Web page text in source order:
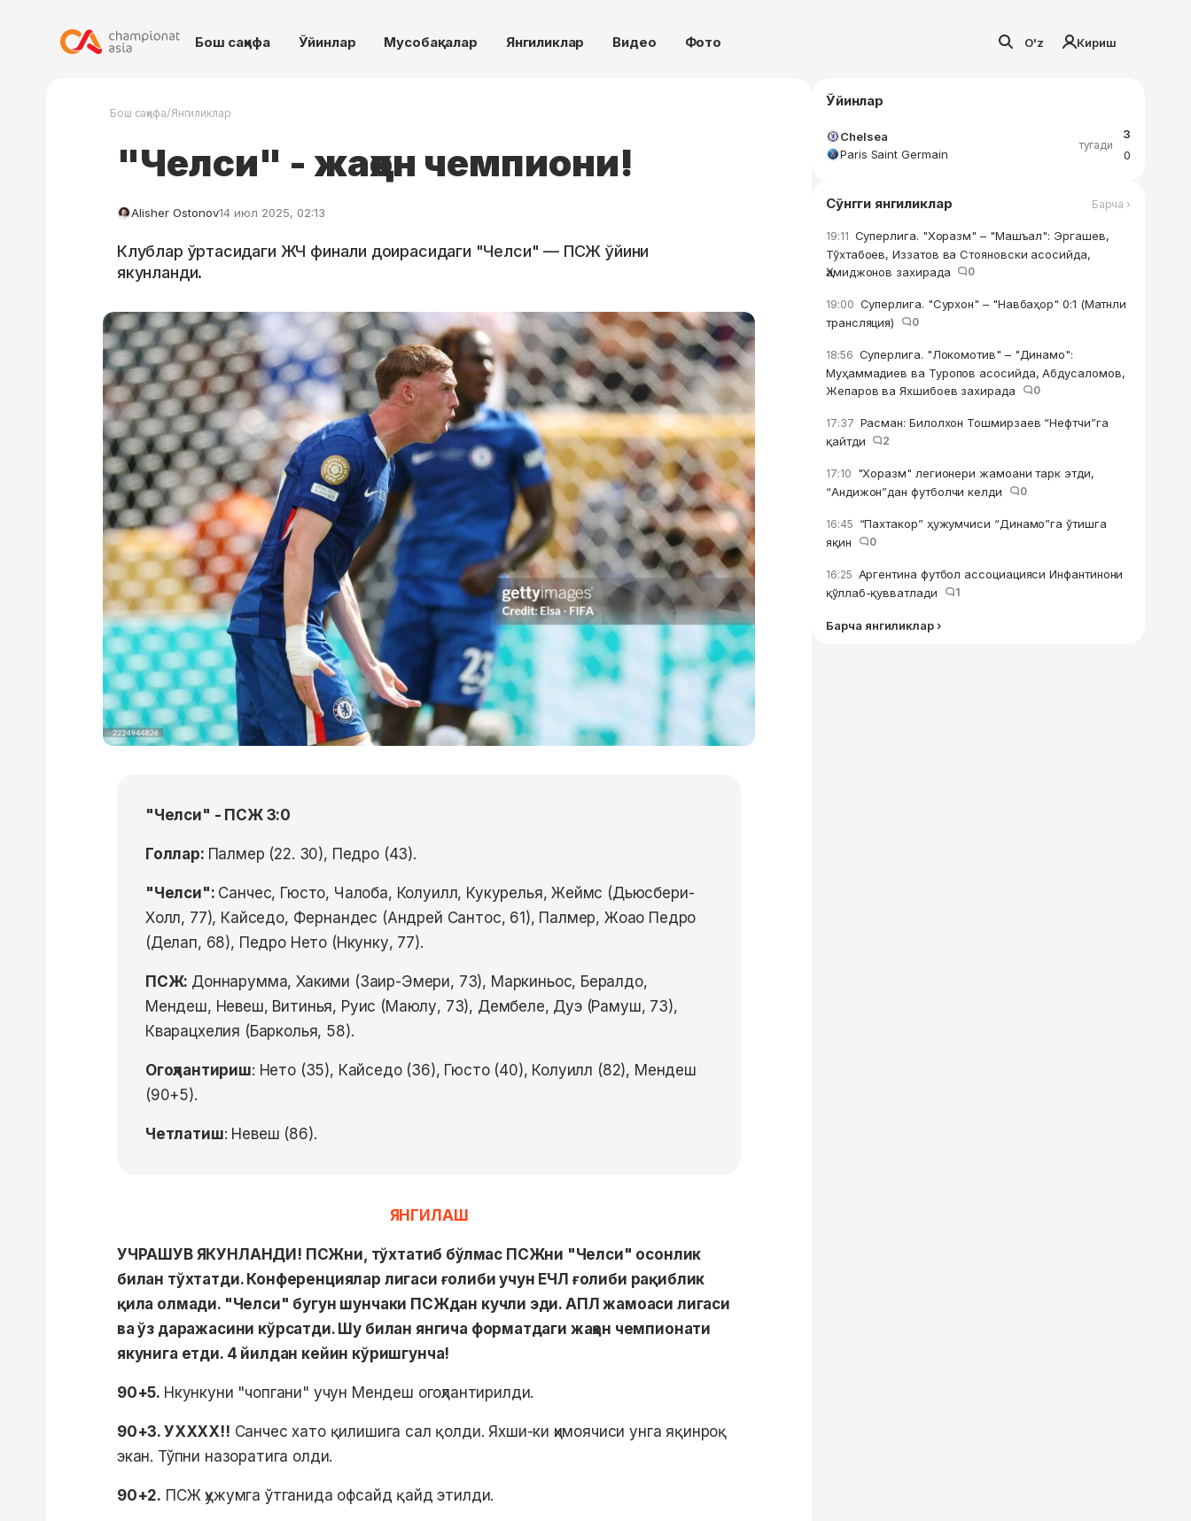
Бош саҳифа Ўйинлар Мусобақалар Янгиликлар Видео Фото O'z Кириш
Бош саҳифа/Янгиликлар
"Челси" - жаҳон чемпиони!
Alisher Ostonov14 июл 2025, 02:13
Клублар ўртасидаги ЖЧ финали доирасидаги "Челси" — ПСЖ ўйини
якунланди.
"Челси" - ПСЖ 3:0
Голлар: Палмер (22. 30), Педро (43).
"Челси": Санчес, Гюсто, Чалоба, Колуилл, Кукурелья, Жеймс (Дьюсбери-
Холл, 77), Кайседо, Фернандес (Андрей Сантос, 61), Палмер, Жоао Педро
(Делап, 68), Педро Нето (Нкунку, 77).
ПСЖ: Доннарумма, Хакими (Заир-Эмери, 73), Маркиньос, Бералдо,
Мендеш, Невеш, Витинья, Руис (Маюлу, 73), Дембеле, Дуэ (Рамуш, 73),
Кварацхелия (Барколья, 58).
Огоҳлантириш: Нето (35), Кайседо (36), Гюсто (40), Колуилл (82), Мендеш
(90+5).
Четлатиш: Невеш (86).
ЯНГИЛАШ
УЧРАШУВ ЯКУНЛАНДИ! ПСЖни, тўхтатиб бўлмас ПСЖни "Челси" осонлик
билан тўхтатди. Конференциялар лигаси ғолиби учун ЕЧЛ ғолиби рақиблик
қила олмади. "Челси" бугун шунчаки ПСЖдан кучли эди. АПЛ жамоаси лигаси
ва ўз даражасини кўрсатди. Шу билан янгича форматдаги жаҳон чемпионати
якунига етди. 4 йилдан кейин кўришгунча!
90+5. Нкункуни "чопгани" учун Мендеш огоҳлантирилди.
90+3. УХХХХ!! Санчес хато қилишига сал қолди. Яхши-ки ҳимоячиси унга яқинроқ
экан. Тўпни назоратига олди.
90+2. ПСЖ ҳужумга ўтганида офсайд қайд этилди.
Ўйинлар
Chelsea
Paris Saint Germain
тугади
3
0
Сўнгги янгиликлар Барча ›
19:11 Суперлига. "Хоразм" – "Машъал": Эргашев,
Тўхтабоев, Иззатов ва Стояновски асосийда,
Ҳамиджонов захирада
0
19:00 Суперлига. "Сурхон" – "Навбаҳор" 0:1 (Матнли
трансляция)
0
18:56 Суперлига. "Локомотив" – "Динамо":
Муҳаммадиев ва Туропов асосийда, Абдусаломов,
Жепаров ва Яхшибоев захирада
0
17:37 Расман: Билолхон Тошмирзаев “Нефтчи”га
қайтди
2
17:10 "Хоразм" легионери жамоани тарк этди,
“Андижон”дан футболчи келди
0
16:45 “Пахтакор” ҳужумчиси “Динамо”га ўтишга
яқин
0
16:25 Аргентина футбол ассоциацияси Инфантинони
қўллаб-қувватлади
1
Барча янгиликлар ›